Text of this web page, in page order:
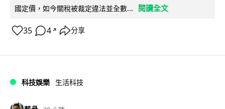
國定價，如今關稅被裁定違法並全數...
閱讀全文
35 4 ↗ 分享
科技娛樂 生活科技